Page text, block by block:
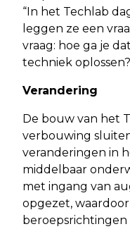
“In het Techlab
leggen ze een
vraag: hoe ga je
techniek
Verandering
De bouw van het
verbouwing
veranderingen in
middelbaar
met ingang van
opgezet,